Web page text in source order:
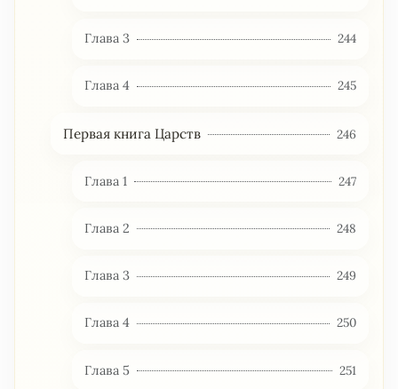
Глава 3 244
Глава 4 245
Первая книга Царств 246
Глава 1 247
Глава 2 248
Глава 3 249
Глава 4 250
Глава 5 251